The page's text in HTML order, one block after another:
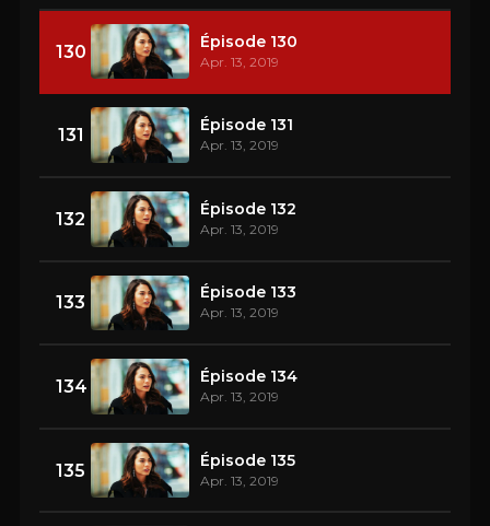
130 Épisode 130
Apr. 13, 2019
131 Épisode 131
Apr. 13, 2019
132 Épisode 132
Apr. 13, 2019
133 Épisode 133
Apr. 13, 2019
134 Épisode 134
Apr. 13, 2019
135 Épisode 135
Apr. 13, 2019